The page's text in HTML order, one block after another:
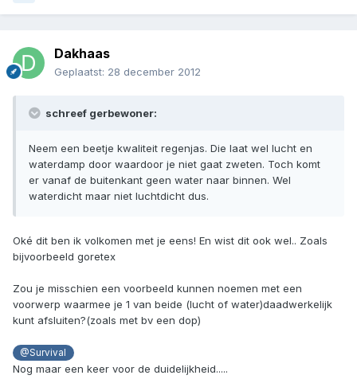
Dakhaas
Geplaatst: 28 december 2012
schreef gerbewoner:
Neem een beetje kwaliteit regenjas. Die laat wel lucht en
waterdamp door waardoor je niet gaat zweten. Toch komt
er vanaf de buitenkant geen water naar binnen. Wel
waterdicht maar niet luchtdicht dus.
Oké dit ben ik volkomen met je eens! En wist dit ook wel.. Zoals
bijvoorbeeld goretex
Zou je misschien een voorbeeld kunnen noemen met een
voorwerp waarmee je 1 van beide (lucht of water)daadwerkelijk
kunt afsluiten?(zoals met bv een dop)
@Survival
Nog maar een keer voor de duidelijkheid.....